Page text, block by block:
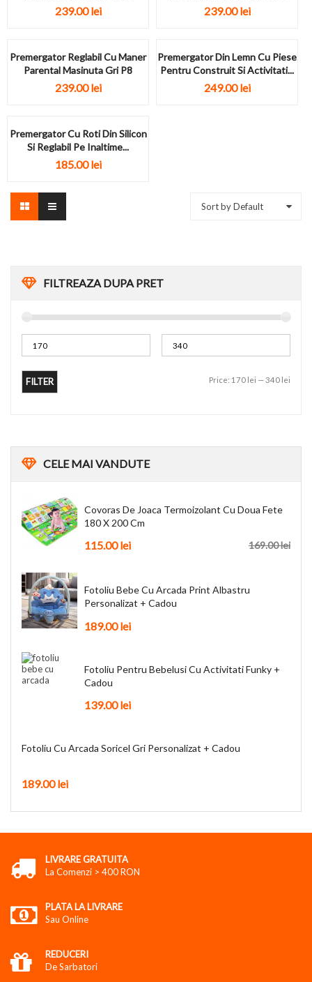
FILTREAZA DUPA PRET
FILTER Price: 170 lei —340 lei
CELEMAI VANDUTE
Covoras De Joaca Termoizolant Cu Doua Fete
180 X 200 Cm
169.00lei
115.00lei
Fotoliu Bebe Cu Arcada Print Albastru
Personalizat + Cadou
189.00lei
Fotoliu Pentru Bebelusi Cu Activitati Funky +
Cadou
139.00lei
Fotoliu Cu Arcada Soricel Gri Personalizat + Cadou
189.00lei
239.00lei 239.00lei
Premergator Reglabil Cu Maner
Parental Masinuta Gri P8
239.00lei
Premergator Din Lemn Cu Piese
Pentru Construit Si Activitati...
249.00lei
Premergator Cu Roti Din Silicon
Si Reglabil Pe Inaltime...
185.00lei
Sort by Default
LIVRARE GRATUITA
La Comenzi > 400 RON
PLATA LA LIVRARE
Sau Online
REDUCERI
De Sarbatori